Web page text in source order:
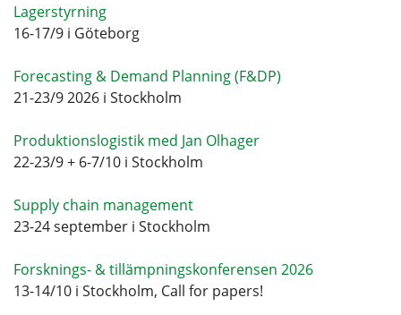
Lagerstyrning
16-17/9 i Göteborg
Forecasting & Demand Planning (F&DP)
21-23/9 2026 i Stockholm
Produktionslogistik med Jan Olhager
22-23/9 + 6-7/10 i Stockholm
Supply chain management
23-24 september i Stockholm
Forsknings- & tillämpningskonferensen 2026
13-14/10 i Stockholm, Call for papers!